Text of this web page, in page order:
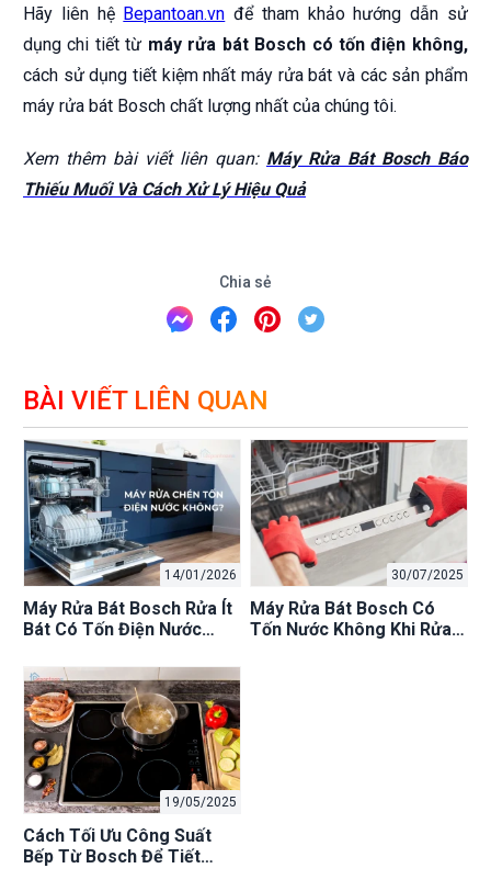
Hãy liên hệ Bepantoan.vn để tham khảo hướng dẫn sử
dụng chi tiết từ máy rửa bát Bosch có tốn điện không,
cách sử dụng tiết kiệm nhất máy rửa bát và các sản phẩm
máy rửa bát Bosch chất lượng nhất của chúng tôi.
Xem thêm bài viết liên quan: Máy Rửa Bát Bosch Báo
Thiếu Muối Và Cách Xử Lý Hiệu Quả
Chia sẻ
BÀI VIẾT LIÊN QUAN
14/01/2026
Máy Rửa Bát Bosch Rửa Ít
Bát Có Tốn Điện Nước
30/07/2025
Máy Rửa Bát Bosch Có
Tốn Nước Không Khi Rửa Ít
19/05/2025
Cách Tối Ưu Công Suất
Bếp Từ Bosch Để Tiết